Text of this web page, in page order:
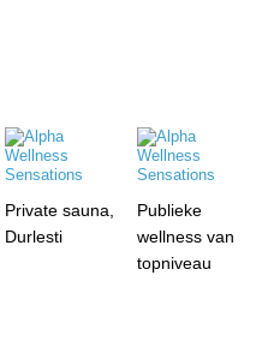
Private sauna,
Durlesti
Publieke
wellness van
topniveau